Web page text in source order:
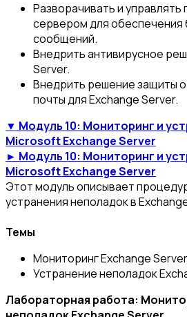
Разворачивать и управлять
сервером для обеспечения
сообщений.
Внедрить антивирусное
Server.
Внедрить решение защиты
почты для Exchange Server.
▼ Модуль 10: Мониторинг и
Microsoft Exchange Server
► Модуль 10: Мониторинг и
Microsoft Exchange Server
Этот модуль описывает
устранения неполадок в
Темы
Мониторинг Exchange Server
Устранение неполадок
Лабораторная работа: